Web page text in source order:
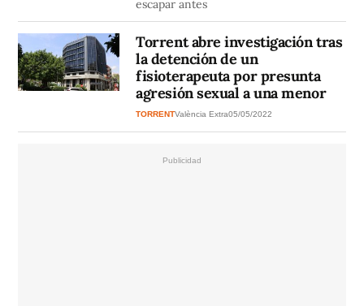
escapar antes
Torrent abre investigación tras
la detención de un
fisioterapeuta por presunta
agresión sexual a una menor
TORRENTValència Extra05/05/2022